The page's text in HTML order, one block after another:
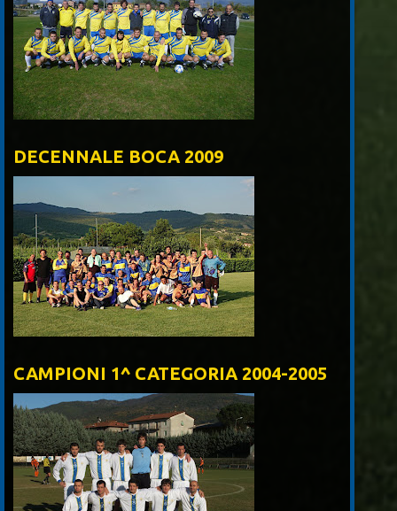
DECENNALE BOCA 2009
CAMPIONI 1^ CATEGORIA 2004-2005